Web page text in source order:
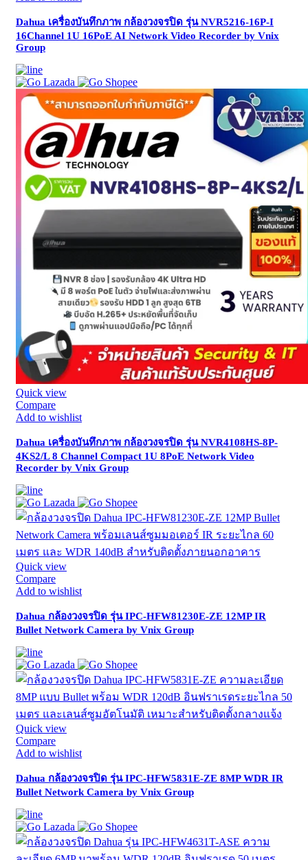
Dahua เครื่องบันทึกภาพ กล้องวงจรปิด รุ่น NVR5216-16P-I
16Channel 1U 16PoE AI Network Video Recorder by Vnix
Group
Quick view
Compare
Add to wishlist
Dahua เครื่องบันทึกภาพ กล้องวงจรปิด รุ่น NVR4108HS-8P-
4KS2/L 8 Channel Compact 1U 8PoE Network Video
Recorder by Vnix Group
Quick view
Compare
Add to wishlist
Dahua กล้องวงจรปิด รุ่น IPC-HFW81230E-ZE 12MP IR
Bullet Network Camera by Vnix Group
Quick view
Compare
Add to wishlist
Dahua กล้องวงจรปิด รุ่น IPC-HFW5831E-ZE 8MP WDR IR
Bullet Network Camera by Vnix Group